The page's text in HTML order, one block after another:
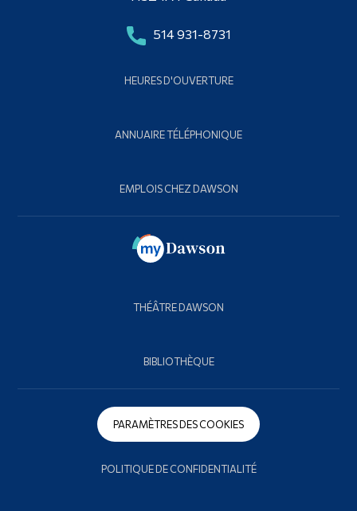
514 931-8731
HEURES D'OUVERTURE
ANNUAIRE TÉLÉPHONIQUE
EMPLOIS CHEZ DAWSON
THÉÂTRE DAWSON
BIBLIOTHÈQUE
PARAMÈTRES DES COOKIES
POLITIQUE DE CONFIDENTIALITÉ